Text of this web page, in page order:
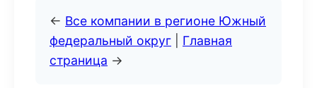
← Все компании в регионе Южный
федеральный округ
Главная
страница →